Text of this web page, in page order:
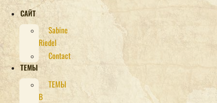
САЙТ
Sabine
Riedel
Contact
ТЕМЫ
ТЕМЫ
В